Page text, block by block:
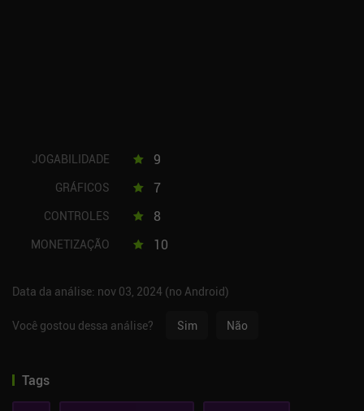
JOGABILIDADE 9
GRÁFICOS 7
CONTROLES 8
MONETIZAÇÃO 10
Data da análise: nov 03, 2024 (no Android)
Você gostou dessa análise? Sim Não
Tags